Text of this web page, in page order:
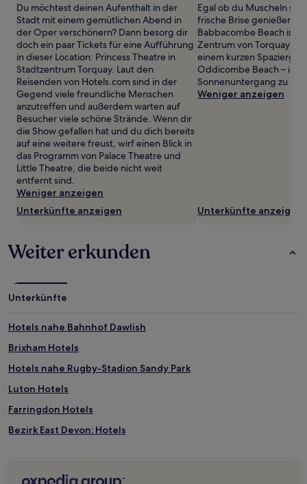
zusätzliche
Bedingungen
gelten.
Du möchtest deinen Aufenthalt in der
Stadt mit einem gemütlichen Abend in
der Oper verschönern? Dann besorg dir
doch ein paar Tickets für eine Aufführung
in dieser Location: Princess Theatre in
Stadtzentrum Torquay. Laut den
Reisenden von Hotels.com sind in der
Gegend viele freundliche Menschen
anzutreffen und außerdem warten auf
Besucher viele schöne Strände. Wenn dir
die Show gefallen hat und du dich bereits
auf eine weitere freust, wirf einen Blick in
das Programm von Palace Theatre und
Little Theatre, die beide nicht weit
entfernt sind.
Weniger anzeigen
Unterkünfte anzeigen
Egal ob du Muscheln
frische Brise genießen
Babbacombe Beach ist
Zentrum von Torquay
einem kurzen
Oddicombe Beach –
Sonnenuntergang zu
Weniger anzeigen
Unterkünfte anzeigen
Weiter erkunden
Unterkünfte
Hotels nahe Bahnhof Dawlish
Brixham Hotels
Hotels nahe Rugby-Stadion Sandy Park
Luton Hotels
Farringdon Hotels
Bezirk East Devon: Hotels